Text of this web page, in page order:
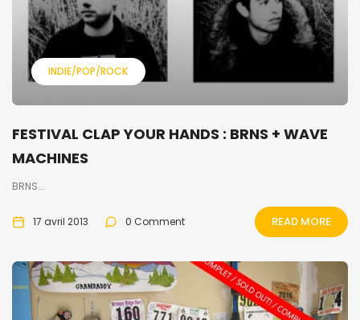
INDIE/POP/ROCK
FESTIVAL CLAP YOUR HANDS : BRNS + WAVE
MACHINES
BRNS...
17 avril 2013 0 Comment READ MORE